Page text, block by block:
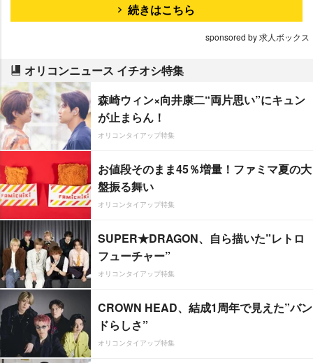
続きはこちら
sponsored by 求人ボックス
オリコンニュース イチオシ特集
森崎ウィン×向井康二“両片思い”にキュン
が止まらん！
オリコンタイアップ特集
お値段そのまま45％増量！ファミマ夏の大
盤振る舞い
オリコンタイアップ特集
SUPER★DRAGON、自ら描いた”レトロ
フューチャー”
オリコンタイアップ特集
CROWN HEAD、結成1周年で見えた”バン
ドらしさ”
オリコンタイアップ特集